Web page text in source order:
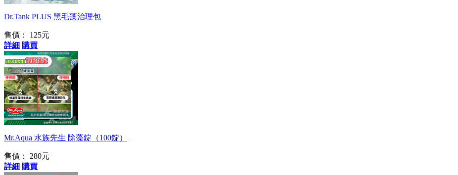
Dr.Tank PLUS 黑毛藻治理包
售價：
125元
詳細 購買
使用方便
Mr.Aqua 水族先生 除藻錠（100錠）
售價：
280元
詳細 購買